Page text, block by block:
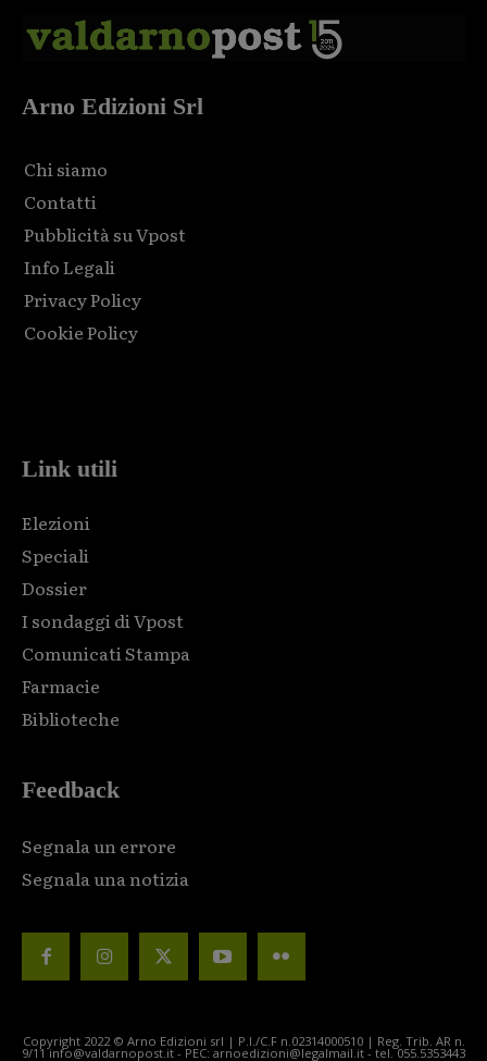
Arno Edizioni Srl
Chi siamo
Contatti
Pubblicità su Vpost
Info Legali
Privacy Policy
Cookie Policy
Link utili
Elezioni
Speciali
Dossier
I sondaggi di Vpost
Comunicati Stampa
Farmacie
Biblioteche
Feedback
Segnala un errore
Segnala una notizia
Copyright 2022 © Arno Edizioni srl | P.I./C.F n.02314000510 | Reg. Trib. AR n.
9/11 info@valdarnopost.it - PEC: arnoedizioni@legalmail.it - tel. 055.5353443